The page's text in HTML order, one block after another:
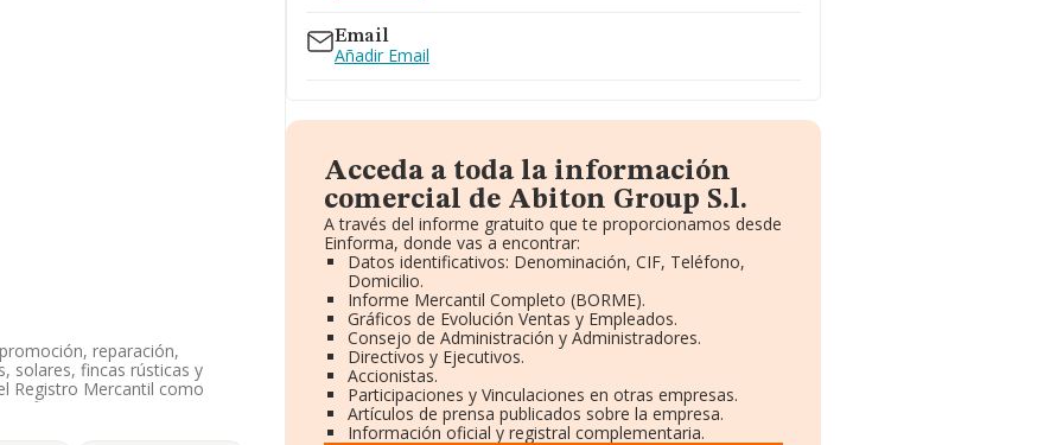
reparación,
solares, fincas rústicas y
Registro Mercantil como
financieros, excepto seguros
importación y/o exportación.
Email
Añadir Email
Acceda a toda la información
comercial de Abiton Group S.l.
A través del informe gratuito que te proporcionamos desde
Einforma, donde vas a encontrar:
Datos identificativos: Denominación, CIF, Teléfono,
Domicilio.
Informe Mercantil Completo (BORME).
Gráficos de Evolución Ventas y Empleados.
Consejo de Administración y Administradores.
Directivos y Ejecutivos.
Accionistas.
Participaciones y Vinculaciones en otras empresas.
Artículos de prensa publicados sobre la empresa.
Información oficial y registral complementaria.